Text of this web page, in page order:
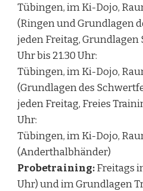
Tübingen, im Ki-Dojo,
(Ringen und Grundlagen
jeden Freitag, Grundlagen
Uhr bis 21.30 Uhr:
Tübingen, im Ki-Dojo,
(Grundlagen des
jeden Freitag, Freies
Uhr:
Tübingen, im Ki-Dojo,
(Anderthalbhänder)
Probetraining:Freitags
Uhr) und im Grundlagen